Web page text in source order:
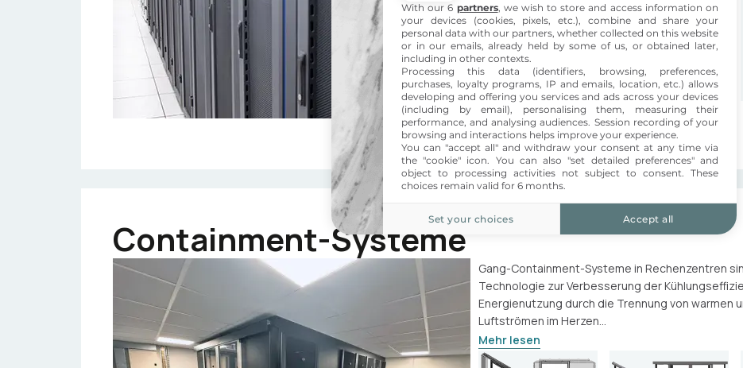
Netzwerkschrank
19" 42U
800 x 800 mm
Wandgehäuse
19" 9U
600 x 450 mm
Containment-Systeme
Gang-Containment-Systeme in Rechenzentren
Technologie zur Verbesserung der
Energienutzung durch die Trennung von warmen
Luftströmen im Herzen...
Mehr lesen
With our 6 partners, we wish to store and access information on
your devices (cookies, pixels, etc.), combine and share your
personal data with our partners, whether collected on this website
or in our emails, already held by some of us, or obtained later,
including in other contexts.
Processing this data (identifiers, browsing, preferences,
purchases, loyalty programs, IP and emails, location, etc.) allows
developing and offering you services and ads across your devices
(including by email), personalising them, measuring their
performance, and analysing audiences. Session recording of your
browsing and interactions helps improve your experience.
You can "accept all" and withdraw your consent at any time via
the "cookie" icon . You can also "set detailed preferences" and
object to processing activities not subject to consent. These
choices remain valid for 6 months.
Set your choices Accept all